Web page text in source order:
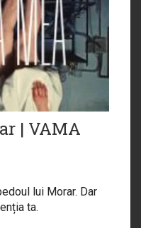
| VAMA
lui Morar. Dar
ta.